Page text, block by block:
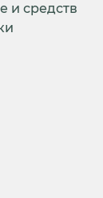
и средств